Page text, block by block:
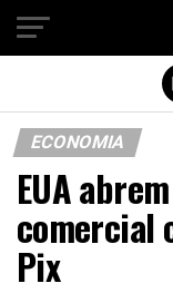
ECONOMIA
EUA
comercial
Pix